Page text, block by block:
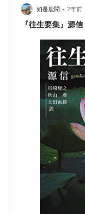
如是鹿聞 • 2年前
『往生要集』源信